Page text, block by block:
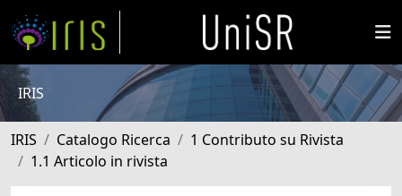
IRIS
IRIS Catalogo Ricerca
1 Contributo su Rivista
1.1 Articolo in rivista